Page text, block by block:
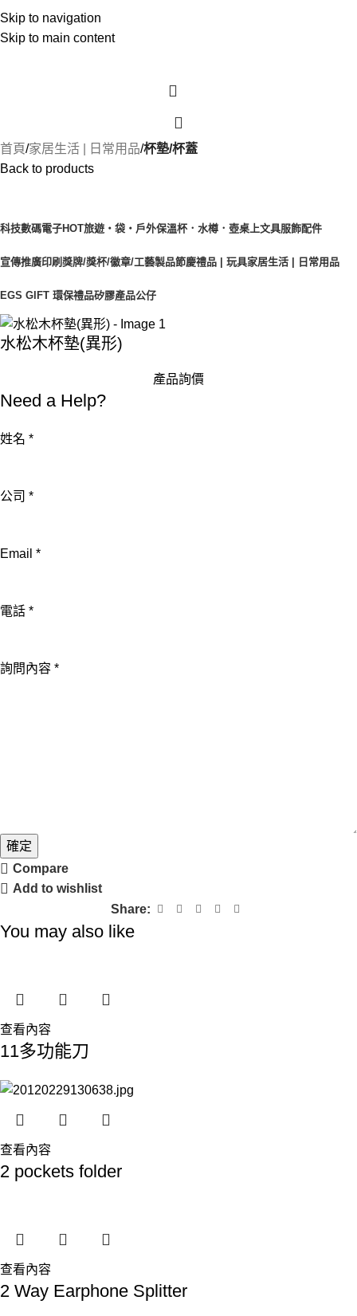
Skip to navigation
Skip to main content
首頁 家居生活 | 日常用品 杯墊/杯蓋
Back to products
科技數碼電子HOT旅遊‧袋‧戶外保溫杯．水樽．壺桌上文具服飾配件
宣傳推廣印刷 獎牌/獎杯/徽章/工藝製品節慶禮品 | 玩具家居生活 | 日常用品
EGS GIFT 環保禮品矽膠產品公仔
水松木杯墊(異形)
產品詢價
Need a Help?
姓名 *
Email
公
公司 *
Email *
電話 *
詢問內容 *
確定
Compare
Add to wishlist
Share:
You may also like
查看內容
11多功能刀
查看內容
2 pockets folder
查看內容
2 Way Earphone Splitter